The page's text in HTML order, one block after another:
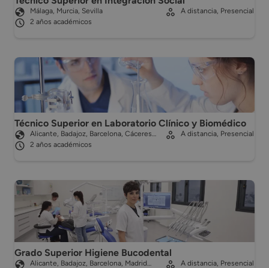
Málaga, Murcia, Sevilla
2 años académicos
A distancia, Presencial
Técnico Superior en Laboratorio Clínico y Biomédico
Alicante, Badajoz, Barcelona, Cáceres…
2 años académicos
A distancia, Presencial
Grado Superior Higiene Bucodental
Alicante, Badajoz, Barcelona, Madrid…
A distancia, Presencial